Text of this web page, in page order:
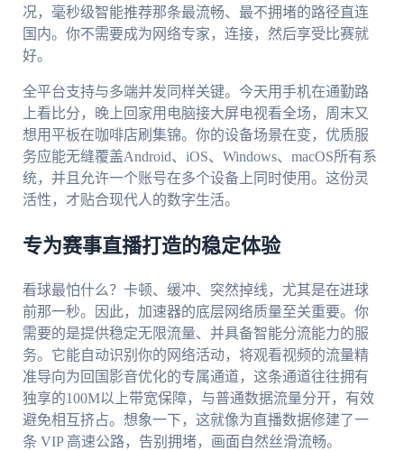
况，毫秒级智能推荐那条最流畅、最不拥堵的路径直连
国内。你不需要成为网络专家，连接，然后享受比赛就
好。
全平台支持与多端并发同样关键。今天用手机在通勤路
上看比分，晚上回家用电脑接大屏电视看全场，周末又
想用平板在咖啡店刷集锦。你的设备场景在变，优质服
务应能无缝覆盖Android、iOS、Windows、macOS所有系
统，并且允许一个账号在多个设备上同时使用。这份灵
活性，才贴合现代人的数字生活。
专为赛事直播打造的稳定体验
看球最怕什么？卡顿、缓冲、突然掉线，尤其是在进球
前那一秒。因此，加速器的底层网络质量至关重要。你
需要的是提供稳定无限流量、并具备智能分流能力的服
务。它能自动识别你的网络活动，将观看视频的流量精
准导向为回国影音优化的专属通道，这条通道往往拥有
独享的100M以上带宽保障，与普通数据流量分开，有效
避免相互挤占。想象一下，这就像为直播数据修建了一
条 VIP 高速公路，告别拥堵，画面自然丝滑流畅。